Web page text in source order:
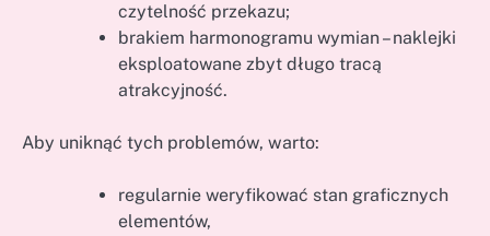
czytelność przekazu;
brakiem harmonogramu wymian – naklejki
eksploatowane zbyt długo tracą
atrakcyjność.
Aby uniknąć tych problemów, warto:
regularnie weryfikować stan graficznych
elementów,